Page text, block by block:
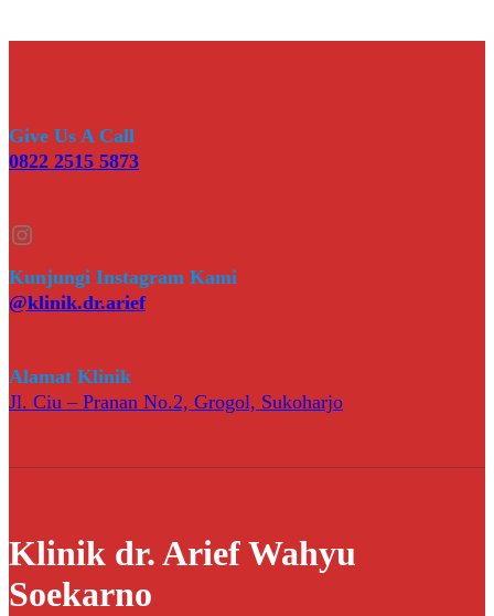
Give Us A Call
0822 2515 5873
Instagram
Kunjungi Instagram Kami
@klinik.dr.arief
Alamat Klinik
Jl. Ciu – Pranan No.2, Grogol, Sukoharjo
Klinik dr. Arief Wahyu
Soekarno